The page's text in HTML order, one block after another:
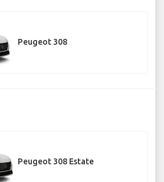
Peugeot 308
Peugeot 308 Estate